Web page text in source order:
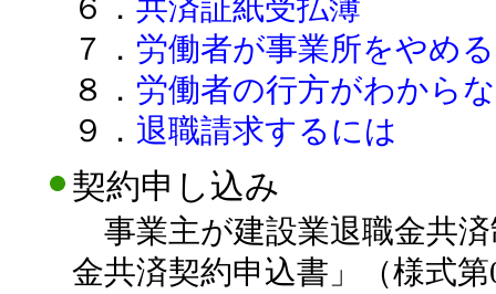
６． 共済証紙受払簿
７． 労働者が事業所をやめ
８． 労働者の行方がわから
９． 退職請求するには
契約申し込み
事業主が建設業退職金共
金共済契約申込書」（様式